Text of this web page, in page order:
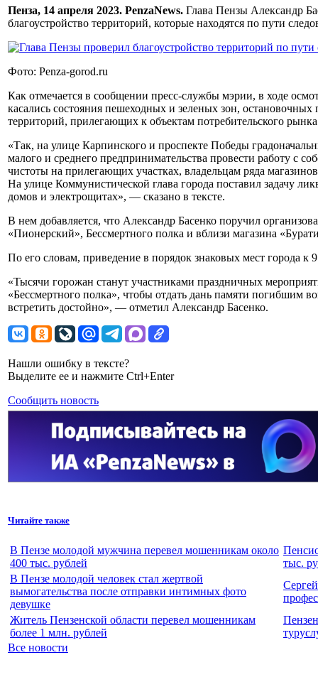
Пенза, 14 апреля 2023. PenzaNews. Глава Пензы Александр
благоустройство территорий, которые находятся по пути
Фото: Penza-gorod.ru
Как отмечается в сообщении пресс-службы мэрии, в ходе
касались состояния пешеходных и зеленых зон,
территорий, прилегающих к объектам потребительского
«Так, на улице Карпинского и проспекте Победы
малого и среднего предпринимательства провести работу с
чистоты на прилегающих участках, владельцам ряда
На улице Коммунистической глава города поставил задачу
домов и электрощитах», — сказано в тексте.
В нем добавляется, что Александр Басенко поручил
«Пионерский», Бессмертного полка и вблизи магазина
По его словам, приведение в порядок знаковых мест города к
«Тысячи горожан станут участниками праздничных
«Бессмертного полка», чтобы отдать дань памяти
встретить достойно», — отметил Александр Басенко.
Нашли ошибку в тексте?
Выделите ее и нажмите Ctrl+Enter
Сообщить новость
Читайте также
В Пензе молодой мужчина перевел мошенникам около
400 тыс. рублей
тыс.
В Пензе молодой человек стал жертвой
вымогательства после отправки интимных фото
девушке
Житель Пензенской области перевел мошенникам
более 1 млн. рублей
Все новости